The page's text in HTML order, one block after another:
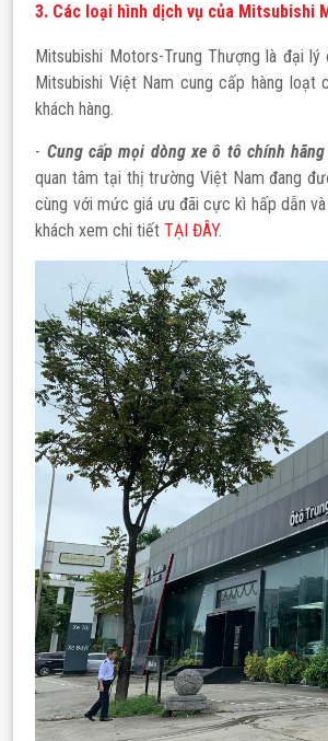
3. Các loại hình dịch vụ của Mitsubishi
Mitsubishi Motors-Trung Thượng là đại
Mitsubishi Việt Nam cung cấp hàng
khách hàng.
- Cung cấp mọi dòng xe ô tô chính
quan tâm tại thị trường Việt Nam đang
cùng với mức giá ưu đãi cực kì hấp dẫn
khách xem chi tiếtTẠI ĐÂY.